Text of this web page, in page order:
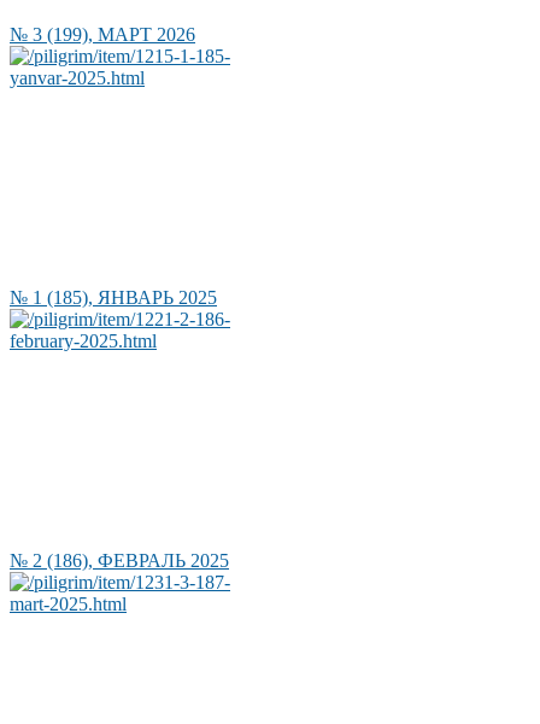
№ 3 (199), МАРТ 2026
№ 1 (185), ЯНВАРЬ 2025
№ 2 (186), ФЕВРАЛЬ 2025